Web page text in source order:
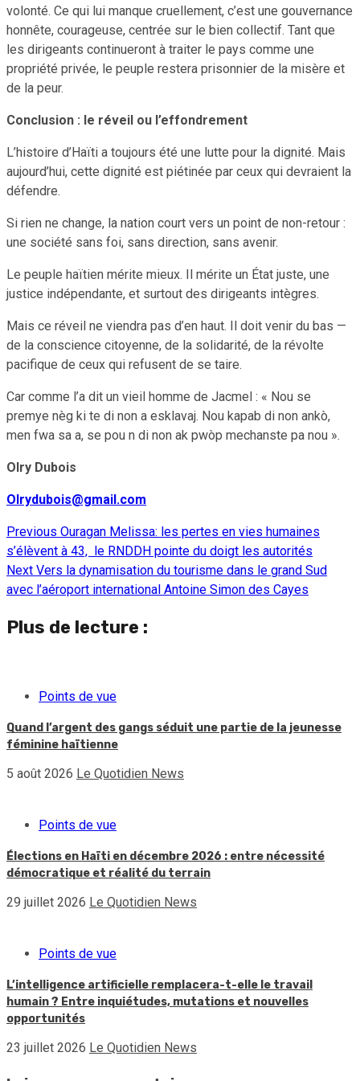
volonté. Ce qui lui manque cruellement, c’est une gouvernance
honnête, courageuse, centrée sur le bien collectif. Tant que
les dirigeants continueront à traiter le pays comme une
propriété privée, le peuple restera prisonnier de la misère et
de la peur.
Conclusion : le réveil ou l’effondrement
L’histoire d’Haïti a toujours été une lutte pour la dignité. Mais
aujourd’hui, cette dignité est piétinée par ceux qui devraient la
défendre.
Si rien ne change, la nation court vers un point de non-retour :
une société sans foi, sans direction, sans avenir.
Le peuple haïtien mérite mieux. Il mérite un État juste, une
justice indépendante, et surtout des dirigeants intègres.
Mais ce réveil ne viendra pas d’en haut. Il doit venir du bas —
de la conscience citoyenne, de la solidarité, de la révolte
pacifique de ceux qui refusent de se taire.
Car comme l’a dit un vieil homme de Jacmel : « Nou se
premye nèg ki te di non a esklavaj. Nou kapab di non ankò,
men fwa sa a, se pou n di non ak pwòp mechanste pa nou ».
Olry Dubois
Olrydubois@gmail.com
Continue
Reading
Previous Ouragan Melissa: les pertes en vies humaines
s’élèvent à 43, le RNDDH pointe du doigt les autorités
Next Vers la dynamisation du tourisme dans le grand Sud
avec l’aéroport international Antoine Simon des Cayes
Plus de lecture :
Points de vue
Quand l’argent des gangs séduit une partie de la jeunesse
féminine haïtienne
5 août 2026 Le Quotidien News
Points de vue
Élections en Haïti en décembre 2026 : entre nécessité
démocratique et réalité du terrain
29 juillet 2026 Le Quotidien News
Points de vue
L’intelligence artificielle remplacera-t-elle le travail
humain ? Entre inquiétudes, mutations et nouvelles
opportunités
23 juillet 2026 Le Quotidien News